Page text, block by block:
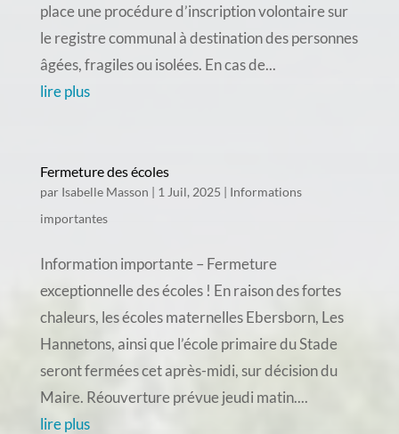
place une procédure d’inscription volontaire sur
le registre communal à destination des personnes
âgées, fragiles ou isolées. En cas de...
lire plus
Fermeture des écoles
par Isabelle Masson | 1 Juil, 2025 | Informations
importantes
Information importante – Fermeture
exceptionnelle des écoles ! En raison des fortes
chaleurs, les écoles maternelles Ebersborn, Les
Hannetons, ainsi que l’école primaire du Stade
seront fermées cet après-midi, sur décision du
Maire. Réouverture prévue jeudi matin....
lire plus